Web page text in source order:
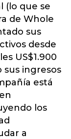
(lo que se
de Whole
sus
desde
US$1.900
sus ingresos
está
los
a